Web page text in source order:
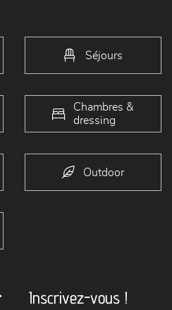
Séjours
Chambres &
dressing
Outdoor
Inscrivez-vous !